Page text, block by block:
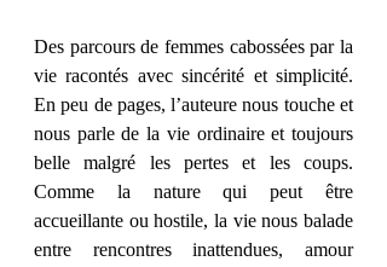
Des parcours de femmes cabossées par la
vie racontés avec sincérité et simplicité.
En peu de pages, l’auteure nous touche et
nous parle de la vie ordinaire et toujours
belle malgré les pertes et les coups.
Comme la nature qui peut être
accueillante ou hostile, la vie nous balade
entre rencontres inattendues, amour